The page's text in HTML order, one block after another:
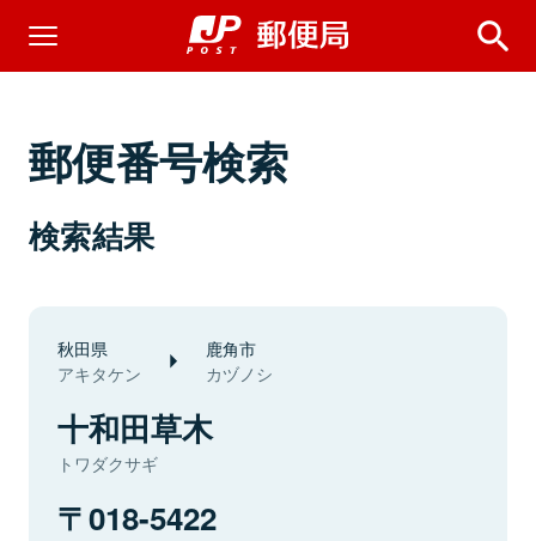
郵便番号検索
検索結果
秋田県
アキタケン
鹿角市
カヅノシ
十和田草木
トワダクサギ
018-5422